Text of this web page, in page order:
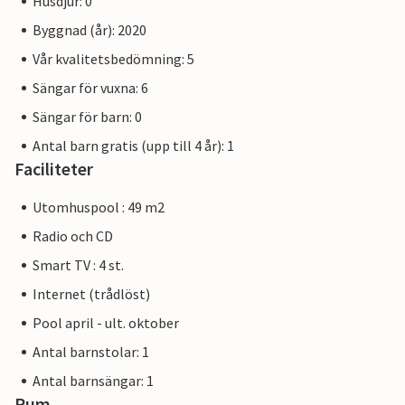
Byggnad (år): 2020
Vår kvalitetsbedömning: 5
Sängar för vuxna: 6
Sängar för barn: 0
Antal barn gratis (upp till 4 år): 1
Faciliteter
Utomhuspool : 49 m2
Radio och CD
Smart TV : 4 st.
Internet (trådlöst)
Pool april - ult. oktober
Antal barnstolar: 1
Antal barnsängar: 1